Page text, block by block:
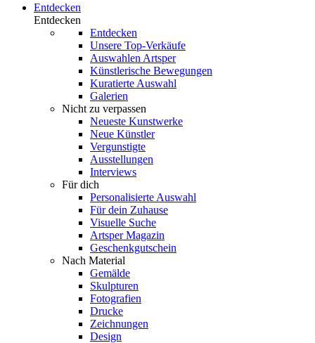
Entdecken
Entdecken
Entdecken
Unsere Top-Verkäufe
Auswahlen Artsper
Künstlerische Bewegungen
Kuratierte Auswahl
Galerien
Nicht zu verpassen
Neueste Kunstwerke
Neue Künstler
Vergunstigte
Ausstellungen
Interviews
Für dich
Personalisierte Auswahl
Für dein Zuhause
Visuelle Suche
Artsper Magazin
Geschenkgutschein
Nach Material
Gemälde
Skulpturen
Fotografien
Drucke
Zeichnungen
Design